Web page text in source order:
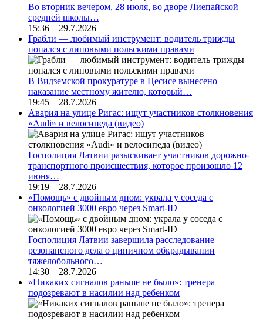
Во вторник вечером, 28 июля, во дворе Лиепайской
средней школы…
15:36 29.7.2026
Грабли — любимый инструмент: водитель трижды
попался с липовыми польскими правами
В Видземской прокуратуре в Цесисе вынесено
наказание местному жителю, который…
19:45 28.7.2026
Авария на улице Ригас: ищут участников столкновения
«Audi» и велосипеда (видео)
Госполиция Латвии разыскивает участников дорожно-
транспортного происшествия, которое произошло 12
июня…
19:19 28.7.2026
«Помощь» с двойным дном: украла у соседа с
онкологией 3000 евро через Smart-ID
Госполиция Латвии завершила расследование
резонансного дела о циничном обкрадывании
тяжелобольного…
14:30 28.7.2026
«Никаких сигналов раньше не было»: тренера
подозревают в насилии над ребенком